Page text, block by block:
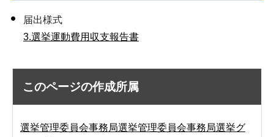
届出様式
3.選挙運動費用収支報告書
このページの作成所属
選挙管理委員会事務局選挙管理委員会事務局選挙グ